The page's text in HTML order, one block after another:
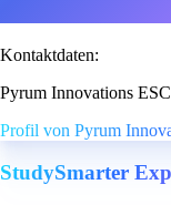
Kontaktdaten:
Pyrum Innovations
Profil von Pyrum
StudySmarter